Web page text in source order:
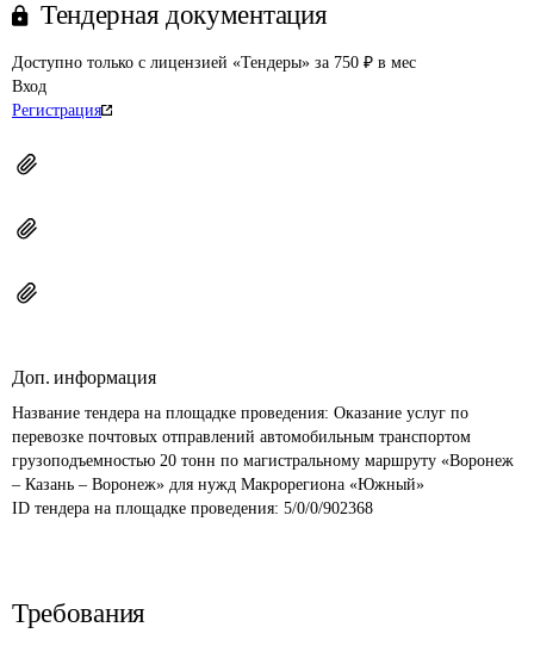
Тендерная документация
Доступно только с лицензией «Тендеры» за 750 ₽ в мес
Вход
Регистрация
Доп. информация
Название тендера на площадке проведения: Оказание услуг по
перевозке почтовых отправлений автомобильным транспортом
грузоподъемностью 20 тонн по магистральному маршруту «Воронеж
– Казань – Воронеж» для нужд Макрорегиона «Южный»
ID тендера на площадке проведения: 5/0/0/902368
Требования